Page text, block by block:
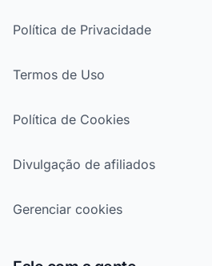
Política de Privacidade
Termos de Uso
Política de Cookies
Divulgação de afiliados
Gerenciar cookies